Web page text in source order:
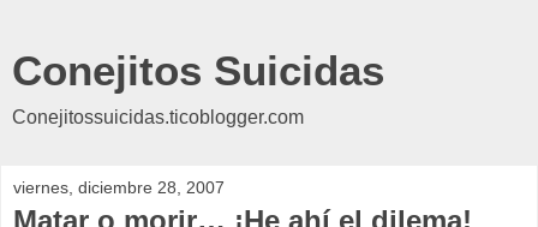
Conejitos Suicidas
Conejitossuicidas.ticoblogger.com
viernes, diciembre 28, 2007
Matar o morir… ¡He ahí el dilema!